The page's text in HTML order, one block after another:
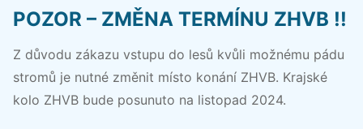
POZOR – ZMĚNA TERMÍNU ZHVB !!
Z důvodu zákazu vstupu do lesů kvůli možnému pádu
stromů je nutné změnit místo konání ZHVB. Krajské
kolo ZHVB bude posunuto na listopad 2024.